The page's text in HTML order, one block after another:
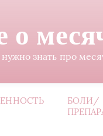
о
нужно знать про
БОЛИ/